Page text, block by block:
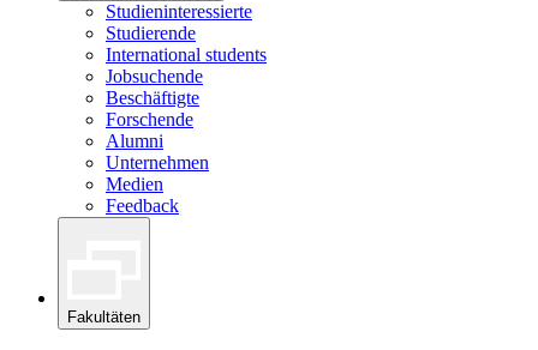
Studieninteressierte
Studierende
International students
Jobsuchende
Beschäftigte
Forschende
Alumni
Unternehmen
Medien
Feedback
Fakultäten